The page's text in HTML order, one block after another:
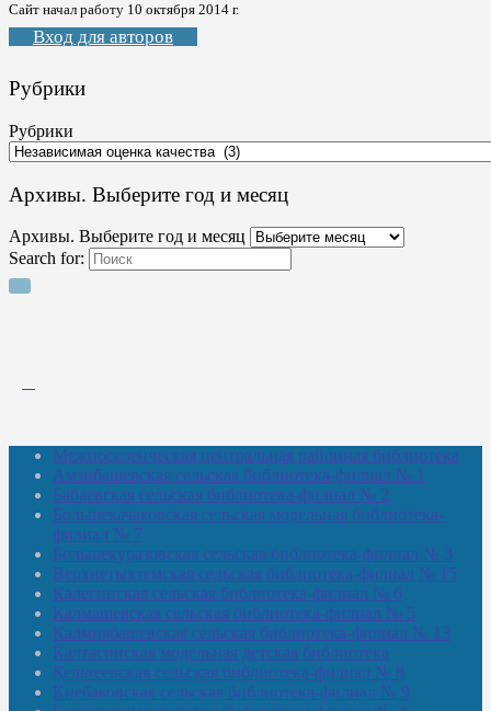
Сайт начал работу 10 октября 2014 г.
Вход для авторов
Рубрики
Рубрики
Архивы. Выберите год и месяц
Архивы. Выберите год и месяц
Search for:
Межпоселенческая центральная районная библиотека
Амзибашевская сельская библиотека-филиал № 1
Бабаевская сельская библиотека-филиал № 2
Большекачаковская сельская модельная библиотека-
филиал № 7
Большекуразовская сельская библиотека-филиал № 3
Верхнетыхтемская сельская библиотека-филиал № 15
Калегинская сельская библиотека-филиал № 6
Калмашевская сельская библиотека-филиал № 5
Калмиябашевская сельская библиотека-филиал № 13
Калтасинская модельная детская библиотека
Кельтеевская сельская библиотека-филиал № 8
Киебаковская сельская библиотека-филиал № 9